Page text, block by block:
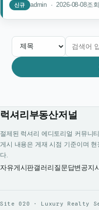
신규 admin · 2026-08-08조
럭셔리부동산저널
절제된 럭셔리 에디토리얼 커뮤니
게시 내용은 게재 시점 기준이며 현
다.
자유게시판갤러리질문답변공지
Site 020 · Luxury Realty